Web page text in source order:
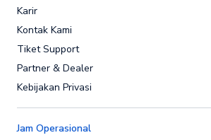
Karir
Kontak Kami
Tiket Support
Partner & Dealer
Kebijakan Privasi
Jam Operasional